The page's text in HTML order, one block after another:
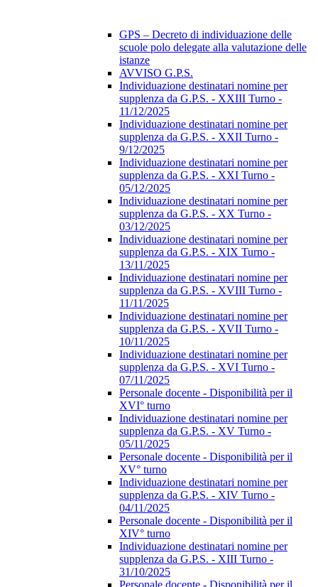
GPS – Decreto di individuazione delle
scuole polo delegate alla valutazione delle
istanze
AVVISO G.P.S.
Individuazione destinatari nomine per
supplenza da G.P.S. - XXIII Turno -
11/12/2025
Individuazione destinatari nomine per
supplenza da G.P.S. - XXII Turno -
9/12/2025
Individuazione destinatari nomine per
supplenza da G.P.S. - XXI Turno -
05/12/2025
Individuazione destinatari nomine per
supplenza da G.P.S. - XX Turno -
03/12/2025
Individuazione destinatari nomine per
supplenza da G.P.S. - XIX Turno -
13/11/2025
Individuazione destinatari nomine per
supplenza da G.P.S. - XVIII Turno -
11/11/2025
Individuazione destinatari nomine per
supplenza da G.P.S. - XVII Turno -
10/11/2025
Individuazione destinatari nomine per
supplenza da G.P.S. - XVI Turno -
07/11/2025
Personale docente - Disponibilità per il
XVI° turno
Individuazione destinatari nomine per
supplenza da G.P.S. - XV Turno -
05/11/2025
Personale docente - Disponibilità per il
XV° turno
Individuazione destinatari nomine per
supplenza da G.P.S. - XIV Turno -
04/11/2025
Personale docente - Disponibilità per il
XIV° turno
Individuazione destinatari nomine per
supplenza da G.P.S. - XIII Turno -
31/10/2025